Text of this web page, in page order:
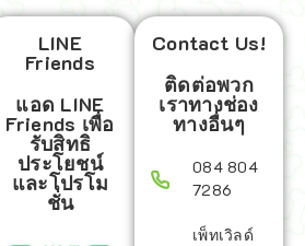
LINE
Friends
แอด LINE
Friends เพื่อ
รับสิทธิ
ประโยชน์
และโปรโม
ชั่น
Contact Us!
ติดต่อพวก
เราทางช่อง
ทางอื่นๆ
084 804
7286
เพ็ทเวิลด์